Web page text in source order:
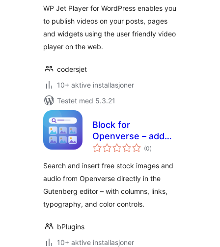
WP Jet Player for WordPress enables you
to publish videos on your posts, pages
and widgets using the user friendly video
player on the web.
codersjet
10+ aktive installasjoner
Testet med 5.3.21
Block for
Openverse – add
free stock media
editor
(0totale
vurderinger
)
Search and insert free stock images and
audio from Openverse directly in the
Gutenberg editor – with columns, links,
typography, and color controls.
bPlugins
10+ aktive installasjoner